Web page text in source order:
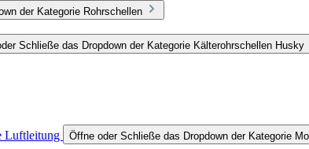
der Kategorie Rohrschellen
Schließe das Dropdown der Kategorie Kälterohrschellen Husky
Luftleitung Öffne oder Schließe das Dropdown der Kategorie